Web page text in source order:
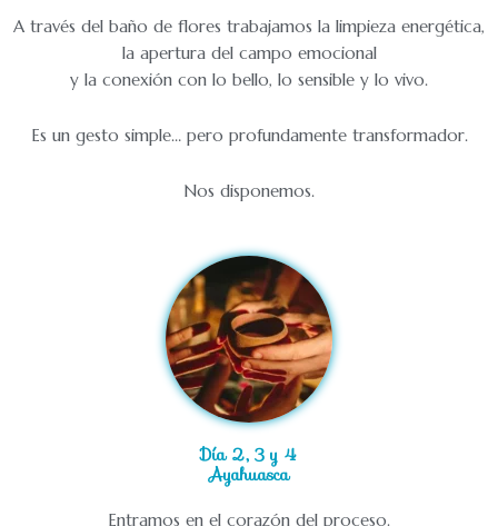
A través del baño de flores trabajamos la limpieza energética,
la apertura del campo emocional
y la conexión con lo bello, lo sensible y lo vivo.
Es un gesto simple… pero profundamente transformador.
Nos disponemos.
Día 2, 3 y 4
Ayahuasca
Entramos en el corazón del proceso.